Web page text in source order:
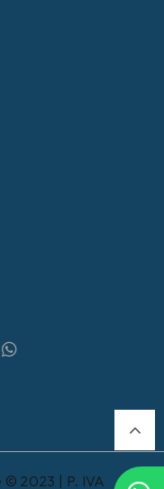
© 2023 | P. IVA